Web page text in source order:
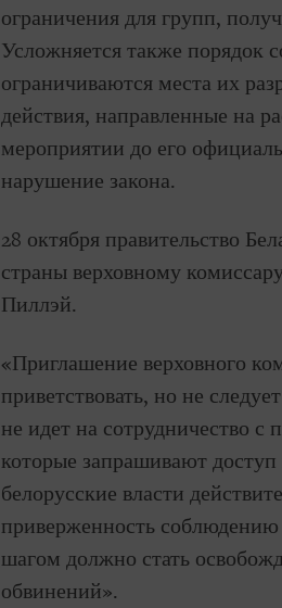
ограничения для групп,
Усложняется также порядок
ограничиваются места их
действия, направленные на
мероприятии до его
нарушение закона.
28 октября правительство
страны верховному
Пиллэй.
«Приглашение верховного
приветствовать, но не
не идет на сотрудничество
которые запрашивают
белорусские власти
приверженность соблюдению
шагом должно стать
обвинений».